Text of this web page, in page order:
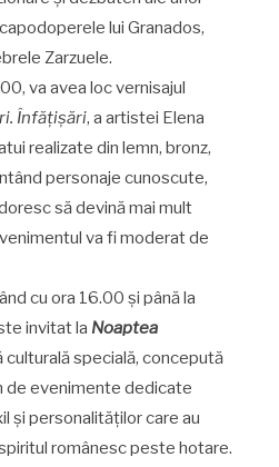
lui Granados,
Zarzuele.
va avea loc vernisajul
Înfățișări, a artistei Elena
realizate din lemn, bronz,
personaje cunoscute,
să devină mai mult
va fi moderat de
cu ora 16.00 și până la
invitat la Noaptea
culturală specială, concepută
de evenimente dedicate
și personalităților care au
românesc peste hotare.